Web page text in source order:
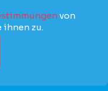
von
ihnen zu.